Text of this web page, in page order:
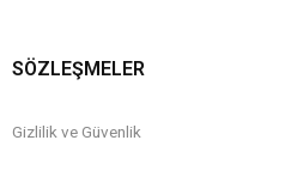
SÖZLEŞMELER
Gizlilik ve Güvenlik